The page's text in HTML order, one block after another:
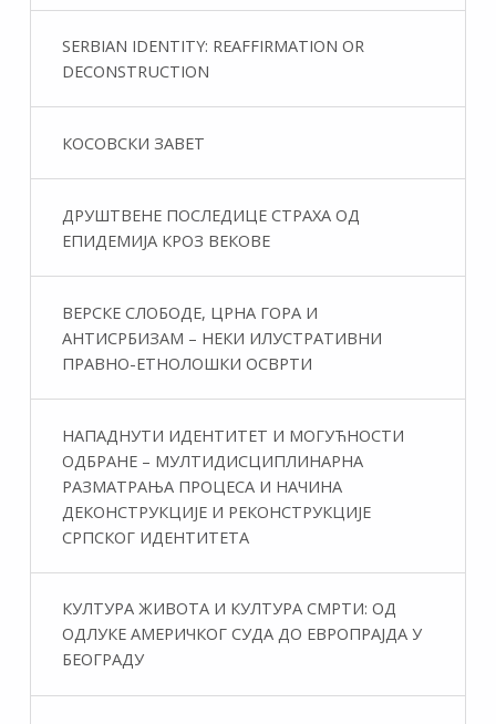
SERBIAN IDENTITY: REAFFIRMATION OR
DECONSTRUCTION
КОСОВСКИ ЗАВЕТ
ДРУШТВЕНЕ ПОСЛЕДИЦЕ СТРАХА ОД
ЕПИДЕМИЈА КРОЗ ВЕКОВЕ
ВЕРСКЕ СЛОБОДЕ, ЦРНА ГОРА И
АНТИСРБИЗАМ – НЕКИ ИЛУСТРАТИВНИ
ПРАВНО-ЕТНОЛОШКИ ОСВРТИ
НАПАДНУТИ ИДЕНТИТЕТ И МОГУЋНОСТИ
ОДБРАНЕ – МУЛТИДИСЦИПЛИНАРНА
РАЗМАТРАЊА ПРОЦЕСА И НАЧИНА
ДЕКОНСТРУКЦИЈЕ И РЕКОНСТРУКЦИЈЕ
СРПСКОГ ИДЕНТИТЕТА
КУЛТУРА ЖИВОТА И КУЛТУРА СМРТИ: ОД
ОДЛУКЕ АМЕРИЧКОГ СУДА ДО ЕВРОПРАЈДА У
БЕОГРАДУ